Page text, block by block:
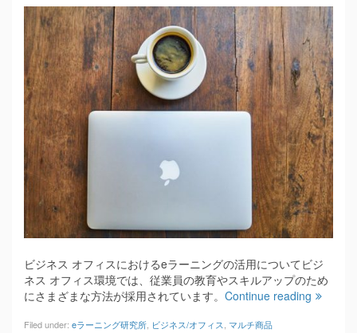
ビジネス オフィスにおけるeラーニングの活用についてビジ
ネス オフィス環境では、従業員の教育やスキルアップのため
にさまざまな方法が採用されています。 Continue reading
Filed under: eラーニング研究所 ビジネス/オフィス マルチ商品